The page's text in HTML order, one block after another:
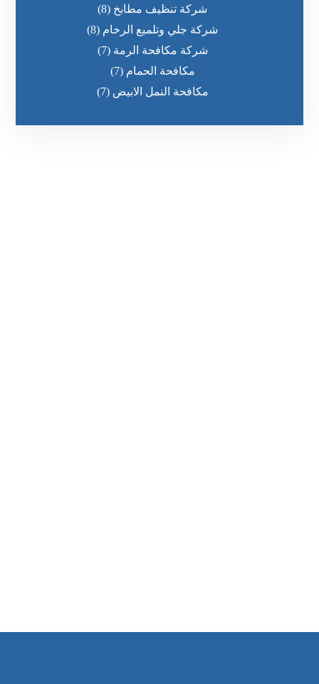
شركة تنظيف مطابخ (8)
شركة جلي وتلميع الرخام (8)
شركة مكافحة الرمة (7)
مكافحة الحمام (7)
مكافحة النمل الابيض (7)